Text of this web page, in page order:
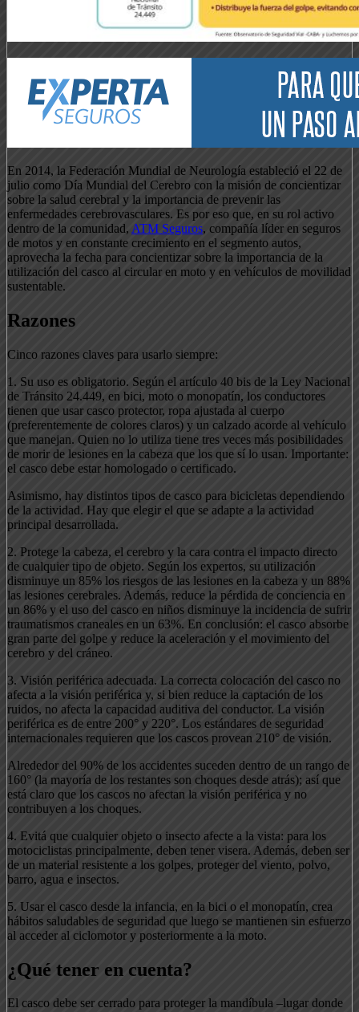
En 2014, la Federación Mundial de Neurología estableció el 22 de
julio como Día Mundial del Cerebro con la misión de concientizar
sobre la salud cerebral y la importancia de prevenir las
enfermedades cerebrovasculares. Es por eso que, en su rol activo
dentro de la comunidad, ATM Seguros, compañía líder en seguros
de motos y en constante crecimiento en el segmento autos,
aprovecha la fecha para concientizar sobre la importancia de la
utilización del casco al circular en moto y en vehículos de movilidad
sustentable.
Razones
Cinco razones claves para usarlo siempre:
1. Su uso es obligatorio. Según el artículo 40 bis de la Ley Nacional
de Tránsito 24.449, en bici, moto o monopatín, los conductores
tienen que usar casco protector, ropa ajustada al cuerpo
(preferentemente de colores claros) y un calzado acorde al vehículo
que manejan. Quien no lo utiliza tiene tres veces más posibilidades
de morir de lesiones en la cabeza que los que sí lo usan. Importante:
el casco debe estar homologado o certificado.
Asimismo, hay distintos tipos de casco para bicicletas dependiendo
de la actividad. Hay que elegir el que se adapte a la actividad
principal desarrollada.
2. Protege la cabeza, el cerebro y la cara contra el impacto directo
de cualquier tipo de objeto. Según los expertos, su utilización
disminuye un 85% los riesgos de las lesiones en la cabeza y un 88%
las lesiones cerebrales. Además, reduce la pérdida de conciencia en
un 86% y el uso del casco en niños disminuye la incidencia de sufrir
traumatismos craneales en un 63%. En conclusión: el casco absorbe
gran parte del golpe y reduce la aceleración y el movimiento del
cerebro y del cráneo.
3. Visión periférica adecuada. La correcta colocación del casco no
afecta a la visión periférica y, si bien reduce la captación de los
ruidos, no afecta la capacidad auditiva del conductor. La visión
periférica es de entre 200° y 220°. Los estándares de seguridad
internacionales requieren que los cascos provean 210° de visión.
Alrededor del 90% de los accidentes suceden dentro de un rango de
160° (la mayoría de los restantes son choques desde atrás); así que
está claro que los cascos no afectan la visión periférica y no
contribuyen a los choques.
4. Evitá que cualquier objeto o insecto afecte a la vista: para los
motociclistas principalmente, deben tener visera. Además, deben ser
de un material resistente a los golpes, proteger del viento, polvo,
barro, agua e insectos.
5. Usar el casco desde la infancia, en la bici o el monopatín, crea
hábitos saludables de seguridad que luego se mantienen sin esfuerzo
al acceder al ciclomotor y posteriormente a la moto.
¿Qué tener en cuenta?
El casco debe ser cerrado para proteger la mandíbula –lugar donde